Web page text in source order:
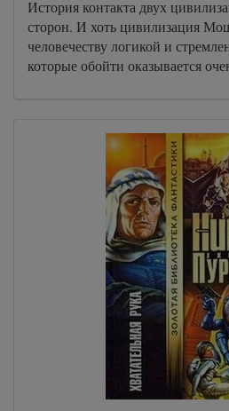
История контакта двух
сторон. И хоть цивилизация
человечеству логикой и
которые обойти оказывается